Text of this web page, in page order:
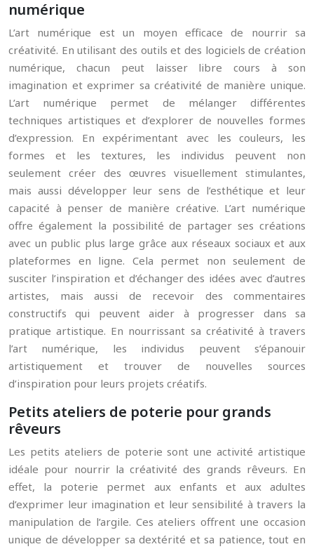
numérique
L’art numérique est un moyen efficace de nourrir sa
créativité. En utilisant des outils et des logiciels de création
numérique, chacun peut laisser libre cours à son
imagination et exprimer sa créativité de manière unique.
L’art numérique permet de mélanger différentes
techniques artistiques et d’explorer de nouvelles formes
d’expression. En expérimentant avec les couleurs, les
formes et les textures, les individus peuvent non
seulement créer des œuvres visuellement stimulantes,
mais aussi développer leur sens de l’esthétique et leur
capacité à penser de manière créative. L’art numérique
offre également la possibilité de partager ses créations
avec un public plus large grâce aux réseaux sociaux et aux
plateformes en ligne. Cela permet non seulement de
susciter l’inspiration et d’échanger des idées avec d’autres
artistes, mais aussi de recevoir des commentaires
constructifs qui peuvent aider à progresser dans sa
pratique artistique. En nourrissant sa créativité à travers
l’art numérique, les individus peuvent s’épanouir
artistiquement et trouver de nouvelles sources
d’inspiration pour leurs projets créatifs.
Petits ateliers de poterie pour grands
rêveurs
Les petits ateliers de poterie sont une activité artistique
idéale pour nourrir la créativité des grands rêveurs. En
effet, la poterie permet aux enfants et aux adultes
d’exprimer leur imagination et leur sensibilité à travers la
manipulation de l’argile. Ces ateliers offrent une occasion
unique de développer sa dextérité et sa patience, tout en